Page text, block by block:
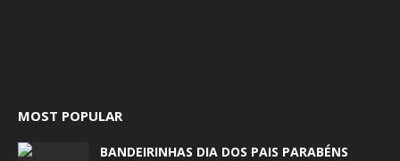
MOST POPULAR
BANDEIRINHAS DIA DOS PAIS PARABÉNS